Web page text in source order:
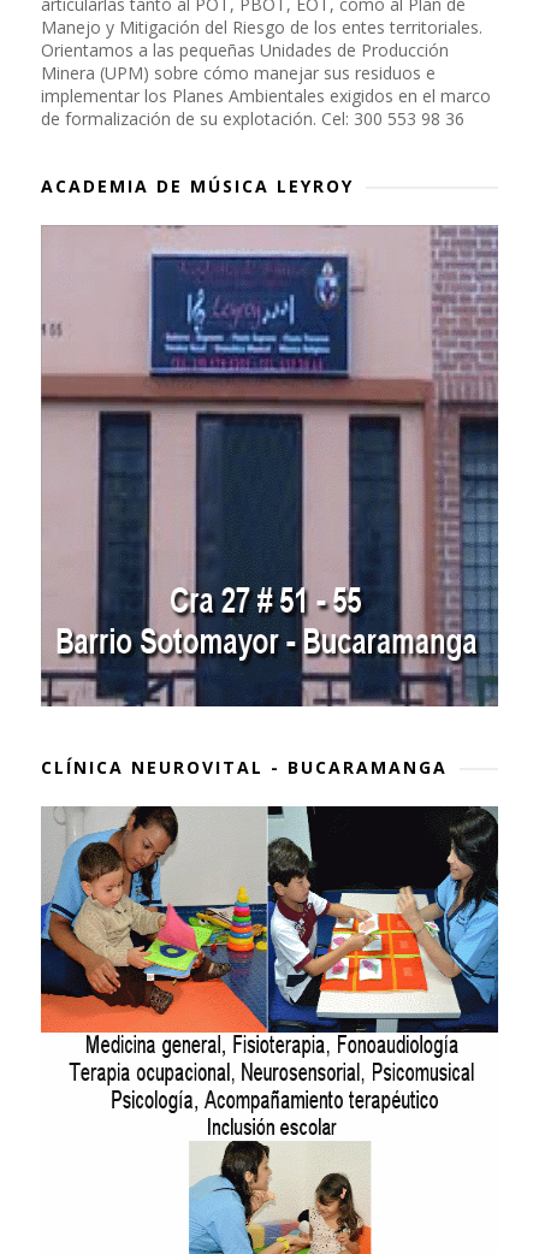
Manejo y Mitigación del Riesgo de los entes territoriales.
Orientamos a las pequeñas Unidades de Producción
Minera (UPM) sobre cómo manejar sus residuos e
implementar los Planes Ambientales exigidos en el marco
de formalización de su explotación. Cel: 300 553 98 36
ACADEMIA DE MÚSICA LEYROY
CLÍNICA NEUROVITAL - BUCARAMANGA